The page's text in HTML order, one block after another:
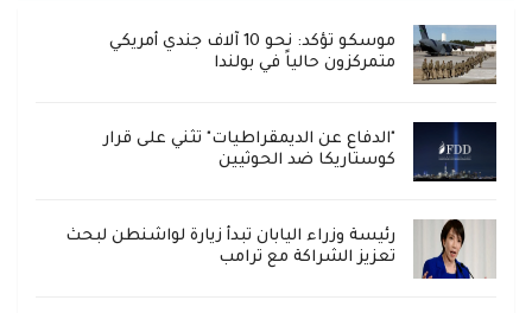
موسكو تؤكد: نحو 10 آلاف جندي أمريكي
متمركزون حالياً في بولندا
"الدفاع عن الديمقراطيات" تثني على قرار
كوستاريكا ضد الحوثيين
رئيسة وزراء اليابان تبدأ زيارة لواشنطن لبحث
تعزيز الشراكة مع ترامب